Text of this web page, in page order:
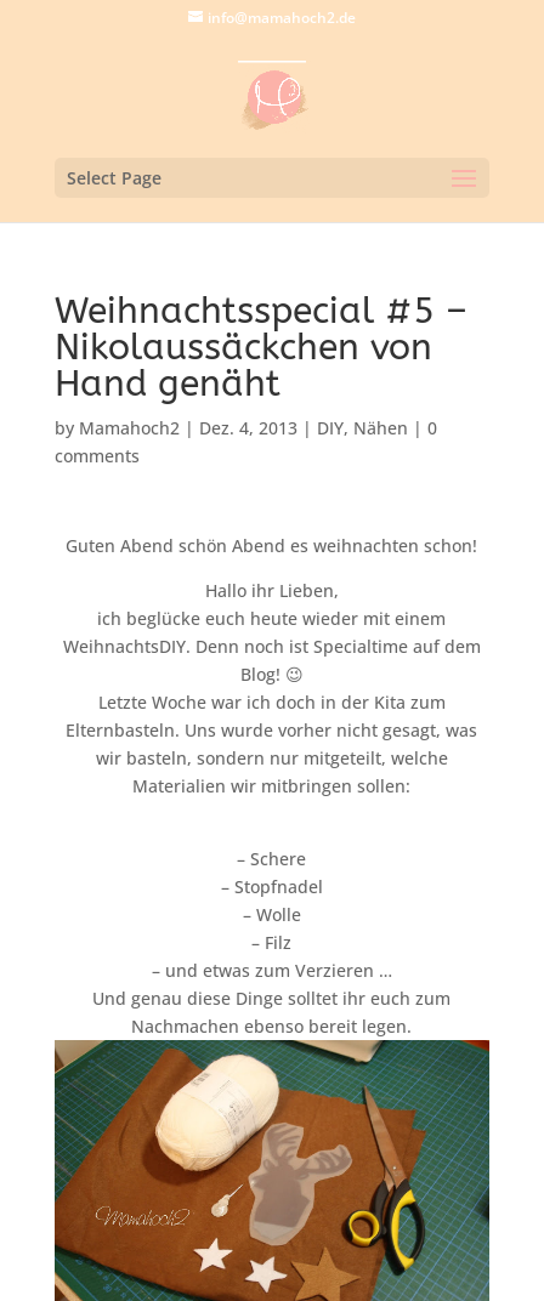
info@mamahoch2.de
Select Page
Weihnachtsspecial #5 –
Nikolaussäckchen von
Hand genäht
by Mamahoch2| Dez. 4, 2013| DIY, Nähen | 0
comments
Guten Abend schön Abend es weihnachten schon!
Hallo ihr Lieben,
ich beglücke euch heute wieder mit einem
WeihnachtsDIY. Denn noch ist Specialtime auf dem
Blog! 😉
Letzte Woche war ich doch in der Kita zum
Elternbasteln. Uns wurde vorher nicht gesagt, was
wir basteln, sondern nur mitgeteilt, welche
Materialien wir mitbringen sollen:
– Schere
– Stopfnadel
– Wolle
– Filz
– und etwas zum Verzieren …
Und genau diese Dinge solltet ihr euch zum
Nachmachen ebenso bereit legen.